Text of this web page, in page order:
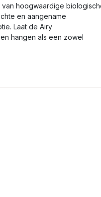
hoogwaardige
en aangename
Laat de Airy
hangen als een zowel